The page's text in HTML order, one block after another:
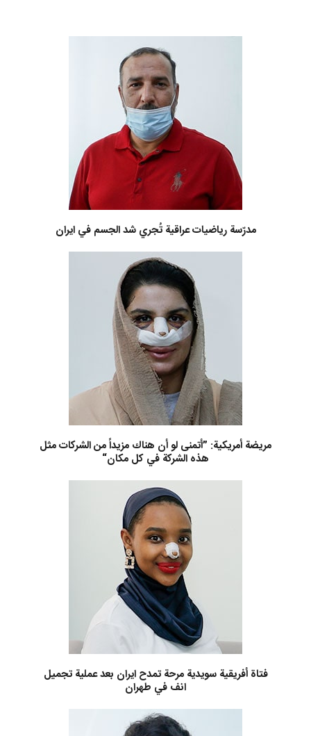
مدرّسة رياضيات عراقية تُجري شد الجسم في ايران
مريضة أمريكية: ”أتمنى لو أن هناك مزيداً من الشركات مثل
هذه الشركة في كل مكان“
فتاة أفريقية سويدية مرحة تمدح ايران بعد عملية تجميل
انف في طهران